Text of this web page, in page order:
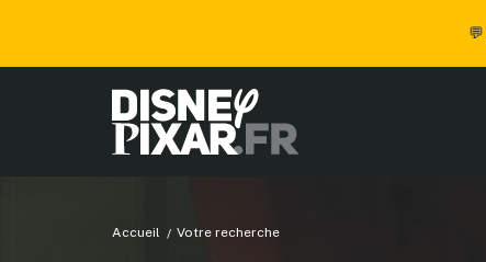
💬
Accueil Votre recherche